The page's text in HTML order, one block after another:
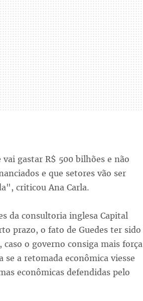
gastar R$ 500 bilhões e não
e que setores vão ser
criticou Ana Carla.
da consultoria inglesa Capital
prazo, o fato de Guedes ter sido
o governo consiga mais força
a retomada econômica viesse
econômicas defendidas pelo